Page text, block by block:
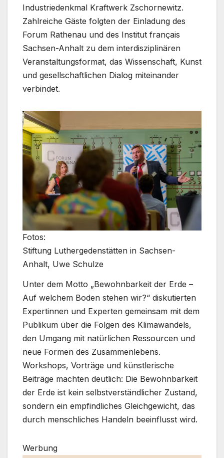
Industriedenkmal Kraftwerk Zschornewitz.
Zahlreiche Gäste folgten der Einladung des
Forum Rathenau und des Institut français
Sachsen-Anhalt zu dem interdisziplinären
Veranstaltungsformat, das Wissenschaft, Kunst
und gesellschaftlichen Dialog miteinander
verbindet.
Fotos:
Stiftung Luthergedenstätten in Sachsen-
Anhalt, Uwe Schulze
Unter dem Motto „Bewohnbarkeit der Erde –
Auf welchem Boden stehen wir?“ diskutierten
Expertinnen und Experten gemeinsam mit dem
Publikum über die Folgen des Klimawandels,
den Umgang mit natürlichen Ressourcen und
neue Formen des Zusammenlebens.
Workshops, Vorträge und künstlerische
Beiträge machten deutlich: Die Bewohnbarkeit
der Erde ist kein selbstverständlicher Zustand,
sondern ein empfindliches Gleichgewicht, das
durch menschliches Handeln beeinflusst wird.
Werbung